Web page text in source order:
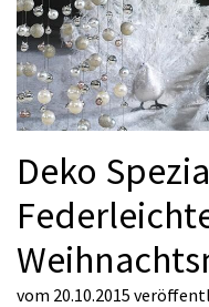
Deko
vom 20.10.2015